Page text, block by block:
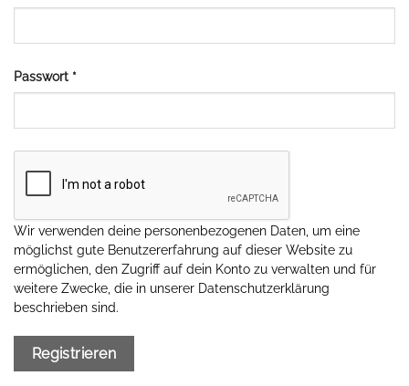
Passwort *
Wir verwenden deine personenbezogenen Daten, um eine
möglichst gute Benutzererfahrung auf dieser Website zu
ermöglichen, den Zugriff auf dein Konto zu verwalten und für
weitere Zwecke, die in unserer Datenschutzerklärung
beschrieben sind.
Registrieren